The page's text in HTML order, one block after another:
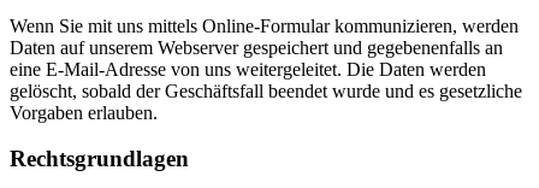
Wenn Sie mit uns mittels Online-Formular kommunizieren, werden
Daten auf unserem Webserver gespeichert und gegebenenfalls an
eine E-Mail-Adresse von uns weitergeleitet. Die Daten werden
gelöscht, sobald der Geschäftsfall beendet wurde und es gesetzliche
Vorgaben erlauben.
Rechtsgrundlagen